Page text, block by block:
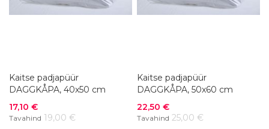
Kaitse padjapüür
DAGGKÅPA, 40x50 cm
Soodushind
17,10 €
Tavahind 19,00 €
Kaitse padjapüür
DAGGKÅPA, 50x60 cm
Soodushind
22,50 €
Tavahind 25,00 €